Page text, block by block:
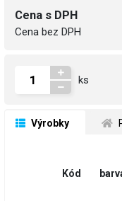
Cena s DPH
Cena bez DPH
ks
Výrobky
Kód